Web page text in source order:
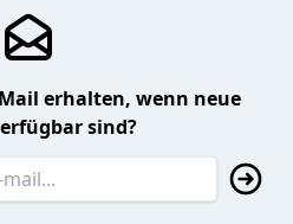
erhalten, wenn neue
sind?